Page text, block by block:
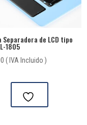
Separadora de LCD tipo
1805
( IVA Incluido )